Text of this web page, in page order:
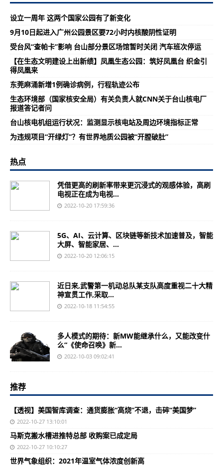
设立一周年 这两个国家公园有了新变化
9月10日起进入广州公园景区要72小时内核酸阴性证明
受台风“查帕卡”影响 台山部分景区场馆暂时关闭 汽车班次停运
【在生态文明建设上出新绩】凤凰生态公园：筑好凤凰台 织金引
得凤凰来
东莞麻涌新增1例确诊病例，行程轨迹公布
生态环境部（国家核安全局）有关负责人就CNN关于台山核电厂
报道答记者问
台山核电机组运行状况：监测显示核电站及周边环境指标正常
为违规项目“开绿灯”？有世界地质公园被“开膛破肚”
热点
凭借更高的刷新率带来更沉浸式的观感体验，高刷
电视正在成为电视...
2022-10-20 17:59:36
5G、AI、云计算、区块链等新技术加速普及，智能
大屏、智能家居、...
2022-10-20 12:06:15
近日来,武警第一机动总队某支队高度重视二十大精
神宣贯工作,采取...
2022-10-18 11:54:55
多人模式的期待：新MW能继承什么，又能改变什
么“《使命召唤》新...
2022-10-03 09:02:41
推荐
【透视】美国智库调查：通货膨胀“高烧”不退，击碎“美国梦”
2022-10-27 13:10:01
马斯克搬水槽进推特总部 收购案已成定局
2022-10-27 10:10:27
世界气象组织：2021年温室气体浓度创新高